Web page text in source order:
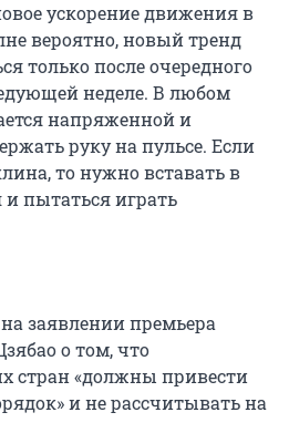
ускорение движения в
вероятно, новый тренд
только после очередного
неделе. В любом
напряженной и
руку на пульсе. Если
то нужно вставать в
пытаться играть
заявлении премьера
о том, что
стран «должны привести
и не рассчитывать на